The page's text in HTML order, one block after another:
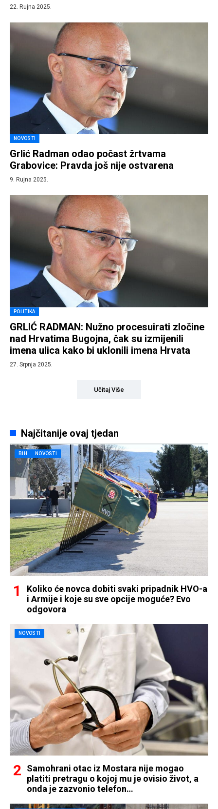
22. Rujna 2025.
NOVOSTI
Grlić Radman odao počast žrtvama
Grabovice: Pravda još nije ostvarena
9. Rujna 2025.
POLITIKA
GRLIĆ RADMAN: Nužno procesuirati zločine
nad Hrvatima Bugojna, čak su izmijenili
imena ulica kako bi uklonili imena Hrvata
27. Srpnja 2025.
Učitaj Više
Najčitanije ovaj tjedan
BIH NOVOSTI
Koliko će novca dobiti svaki pripadnik HVO-a
i Armije i koje su sve opcije moguće? Evo
odgovora
NOVOSTI
Samohrani otac iz Mostara nije mogao
platiti pretragu o kojoj mu je ovisio život, a
onda je zazvonio telefon…